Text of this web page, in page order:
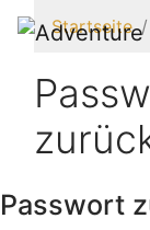
Startseite
Passwort